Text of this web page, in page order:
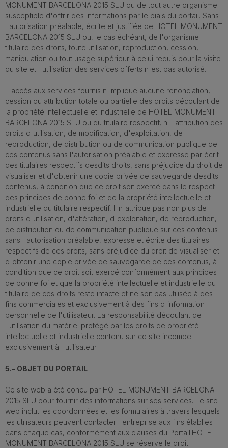
MONUMENT BARCELONA 2015 SLU ou de tout autre organisme
susceptible d'offrir des informations par le biais du portail. Sans
l'autorisation préalable, écrite et justifiée de HOTEL MONUMENT
BARCELONA 2015 SLU ou, le cas échéant, de l'organisme
titulaire des droits, toute utilisation, reproduction, cession,
manipulation ou tout usage supérieur à celui requis pour la visite
du site et l'utilisation des services offerts n'est pas autorisé.
L'accès aux services fournis n'implique aucune renonciation,
cession ou attribution totale ou partielle des droits découlant de
la propriété intellectuelle et industrielle de HOTEL MONUMENT
BARCELONA 2015 SLU ou du titulaire respectif, ni l'attribution des
droits d'utilisation, de modification, d'exploitation, de
reproduction, de distribution ou de communication publique de
ces contenus sans l'autorisation préalable et expresse par écrit
des titulaires respectifs desdits droits, sans préjudice du droit de
visualiser et d'obtenir une copie privée de sauvegarde desdits
contenus, à condition que ce droit soit exercé dans le respect
des principes de bonne foi et de la propriété intellectuelle et
industrielle du titulaire respectif, Il n'attribue pas non plus de
droits d'utilisation, d'altération, d'exploitation, de reproduction,
de distribution ou de communication publique sur ces contenus
sans l'autorisation préalable, expresse et écrite des titulaires
respectifs de ces droits, sans préjudice du droit de visualiser et
d'obtenir une copie privée de sauvegarde de ces contenus, à
condition que ce droit soit exercé conformément aux principes
de bonne foi et que la propriété intellectuelle et industrielle du
titulaire de ces droits reste intacte et ne soit pas utilisée à des
fins commerciales et exclusivement à des fins d'information
personnelle de l'utilisateur. La responsabilité découlant de
l'utilisation du matériel protégé par les droits de propriété
intellectuelle et industrielle contenu sur ce site incombe
exclusivement à l'utilisateur.
5.- OBJET DU PORTAIL
Ce site web a été conçu par HOTEL MONUMENT BARCELONA
2015 SLU pour fournir des informations sur ses services. Le site
web inclut les coordonnées et les formulaires à travers lesquels
les utilisateurs peuvent contacter l'entreprise aux fins établies
dans chaque cas, conformément aux clauses du Portail.HOTEL
MONUMENT BARCELONA 2015 SLU se réserve le droit